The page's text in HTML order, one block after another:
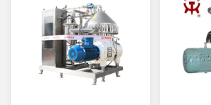
Diseño